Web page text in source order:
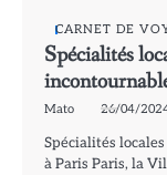
CARNET DE
Spécialités
Mato 26/04/
Spécialités
à Paris Paris, la